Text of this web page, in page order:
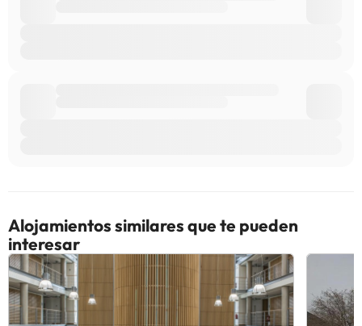
Alojamientos similares que te pueden
interesar